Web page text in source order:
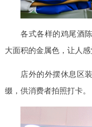
各式各样的鸡尾酒
大面积的金属色，让人
店外的外摆休息区
缀，供消费者拍照打卡。